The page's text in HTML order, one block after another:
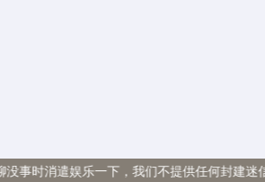
下，我们不提供任何封建迷信内容。